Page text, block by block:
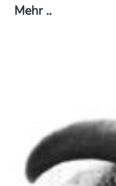
Mehr ..